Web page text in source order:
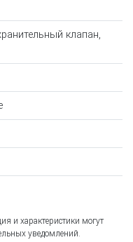
клапан,
и характеристики могут
уведомлений.